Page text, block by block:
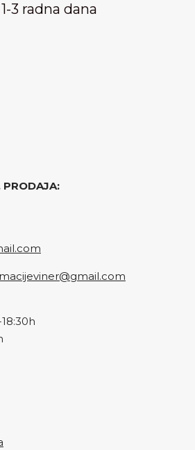
3 radna dana
PRODAJA: